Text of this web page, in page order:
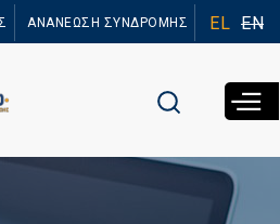
το ΑΝΑΝΕΩΣΗ ΣΥΝΔΡΟΜΗΣ EL EN